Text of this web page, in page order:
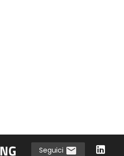
Seguici